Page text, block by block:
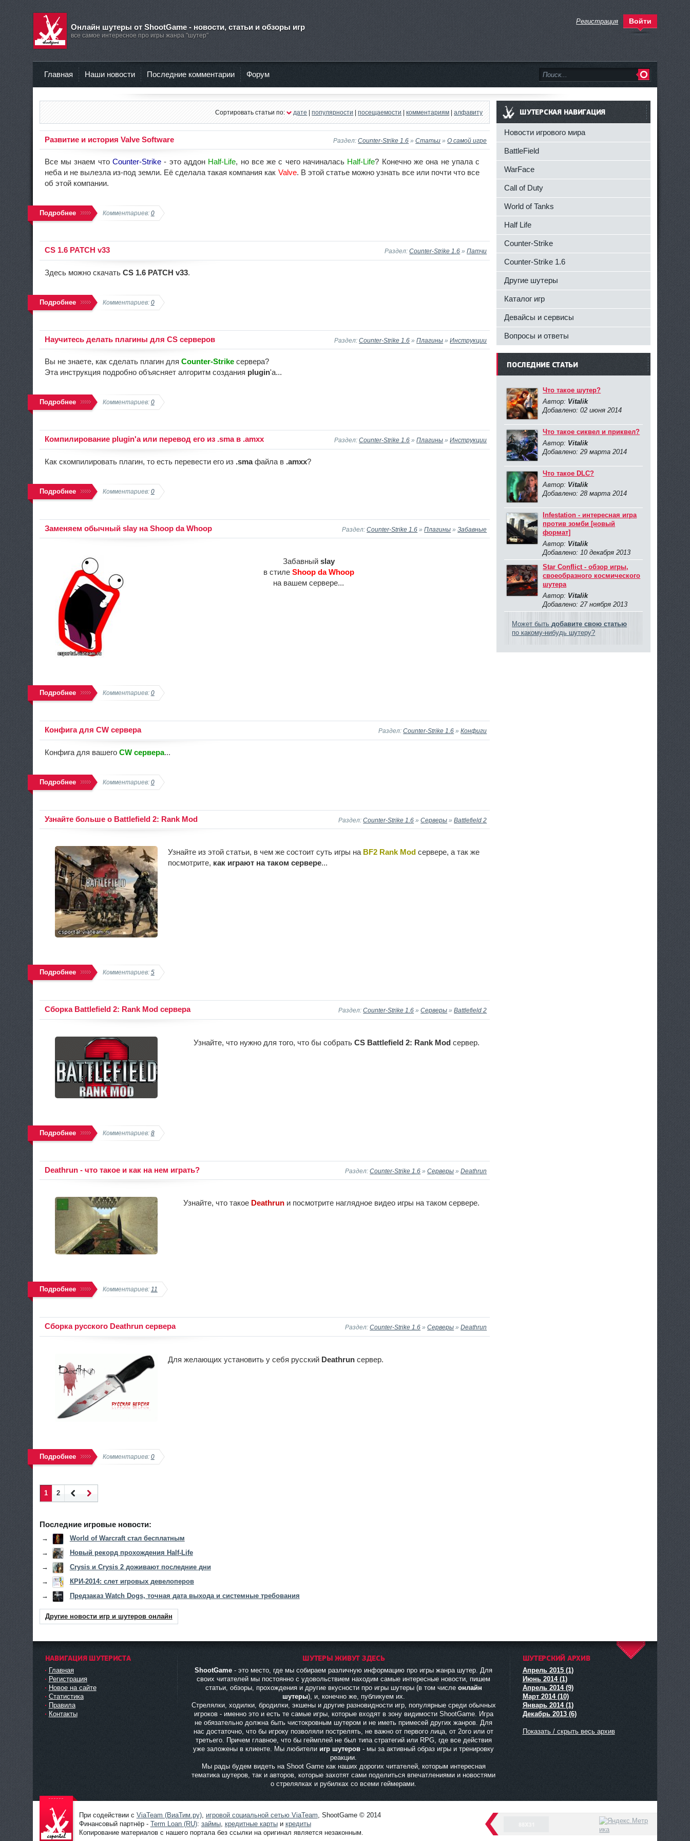
Онлайн шутеры от ShootGame - новости, статьи и обзоры игр
все самое интересное про игры жанра "шутер"
Регистрация Войти
Главная Наши новости Последние комментарии Форум
Сортировать статьи по: дате |популярности |посещаемости |комментариям |алфавиту
Раздел:Counter-Strike 1.6 »Статьи »О самой игре
Развитие и история Valve Software
Все мы знаем что Counter-Strike - это аддон Half-Life, но все же с чего начиналась Half-Life? Конечно же она не упала с
неба и не вылезла из-под земли. Её сделала такая компания как Valve. В этой статье можно узнать все или почти что все
об этой компании.
Подробнее Комментариев: 0
Раздел:Counter-Strike 1.6 »Патчи
CS 1.6 PATCH v33
Здесь можно скачать CS 1.6 PATCH v33.
Подробнее Комментариев: 0
Раздел:Counter-Strike 1.6 »Плагины »Инструкции
Научитесь делать плагины для CS серверов
Вы не знаете, как сделать плагин для Counter-Strike сервера?
Эта инструкция подробно объясняет алгоритм создания plugin'a...
Подробнее Комментариев: 0
Раздел:Counter-Strike 1.6 »Плагины »Инструкции
Компилирование plugin'а или перевод его из .sma в .amxx
Как скомпилировать плагин, то есть перевести его из .smaфайла в .amxx?
Подробнее Комментариев: 0
Раздел:Counter-Strike 1.6 »Плагины »Забавные
Заменяем обычный slay на Shoop da Whoop
Забавный slay
в стиле Shoop da Whoop
на вашем сервере...
Подробнее Комментариев: 0
Раздел:Counter-Strike 1.6 »Конфиги
Конфига для CW сервера
Конфига для вашего CW сервера...
Подробнее Комментариев: 0
Раздел:Counter-Strike 1.6 »Серверы »Battlefield 2
Узнайте больше о Battlefield 2: Rank Mod
Узнайте из этой статьи, в чем же состоит суть игры на BF2 Rank Mod сервере, а так же
посмотрите, как играют на таком сервере...
Подробнее Комментариев: 5
Раздел:Counter-Strike 1.6 »Серверы »Battlefield 2
Сборка Battlefield 2: Rank Mod сервера
Узнайте, что нужно для того, что бы собратьCS Battlefield 2: Rank Mod сервер.
Подробнее Комментариев: 8
Раздел:Counter-Strike 1.6 »Серверы »Deathrun
Deathrun - что такое и как на нем играть?
Узнайте, что такое Deathrun и посмотрите наглядное видео игры на таком сервере.
Подробнее Комментариев: 11
Раздел:Counter-Strike 1.6 »Серверы »Deathrun
Сборка русского Deathrun сервера
Для желающих установить у себя русский Deathrunсервер.
Подробнее Комментариев: 0
1
2
ШУТЕРСКАЯ НАВИГАЦИЯ
Новости игрового мира
BattleField
WarFace
Call of Duty
World of Tanks
Half Life
Counter-Strike
Counter-Strike 1.6
Другие шутеры
Каталог игр
Девайсы и сервисы
Вопросы и ответы
ПОСЛЕДНИЕ СТАТЬИ
Что такое шутер?
Автор: Vitalik
Добавлено: 02 июня 2014
Что такое сиквел и приквел?
Автор: Vitalik
Добавлено: 29 марта 2014
Что такое DLC?
Автор: Vitalik
Добавлено: 28 марта 2014
Infestation - интересная игра
против зомби [новый
формат]
Автор: Vitalik
Добавлено: 10 декабря 2013
Star Conflict - обзор игры,
своеобразного космического
шутера
Автор: Vitalik
Добавлено: 27 ноября 2013
Может бытьдобавите свою статью
по какому-нибудь шутеру?
Последние игровые новости:
→
World of Warcraft стал бесплатным
→
Новый рекорд прохождения Half-Life
→
Crysis и Crysis 2 доживают последние дни
→
КРИ-2014: слет игровых девелоперов
→
Предзаказ Watch Dogs, точная дата выхода и системные требования
Другие новости игр и шутеров онлайн
НАВИГАЦИЯ ШУТЕРИСТА
Главная
Регистрация
Новое на сайте
Статистика
Правила
Контакты
ШУТЕРЫ ЖИВУТ ЗДЕСЬ
ShootGame - это место, где мы собираем различную информацию про игры жанра шутер. Для
своих читателей мы постоянно с удовольствием находим самые интересные новости, пишем
статьи, обзоры, прохождения и другие вкусности про игры шутеры (в том числе онлайн
шутеры), и, конечно же, публикуем их.
Стрелялки, ходилки, бродилки, экшены и другие разновидности игр, популярные среди обычных
игроков - именно это и есть те самые игры, которые входят в зону видимости ShootGame. Игра
не обязательно должна быть чистокровным шутером и не иметь примесей других жанров. Для
нас достаточно, что бы игроку позволяли пострелять, не важно от первого лица, от 2ого или от
третьего. Причем главное, что бы геймплей не был типа стратегий или RPG, где все действия
уже заложены в клиенте. Мы любителиигр шутеров - мы за активный образ игры и тренировку
реакции.
Мы рады будем видеть на Shoot Game как наших дорогих читателей, которым интересная
тематика шутеров, так и авторов, которые захотят сами поделиться впечатлениями и новостями
о стрелялках и рубилках со всеми геймерами.
ШУТЕРСКИЙ АРХИВ
Апрель 2015 (1)
Июнь 2014 (1)
Апрель 2014 (9)
Март 2014 (10)
Январь 2014 (1)
Декабрь 2013 (6)
Показать / скрыть весь архив
При содействии с ViaTeam (ВиаТим.ру), игровой социальной сетью ViaTeam , ShootGame © 2014
Финансовый партнёр - Term Loan (RU): займы, кредитные картыи кредиты
Копирование материалов с нашего портала без ссылки на оригинал является незаконным.